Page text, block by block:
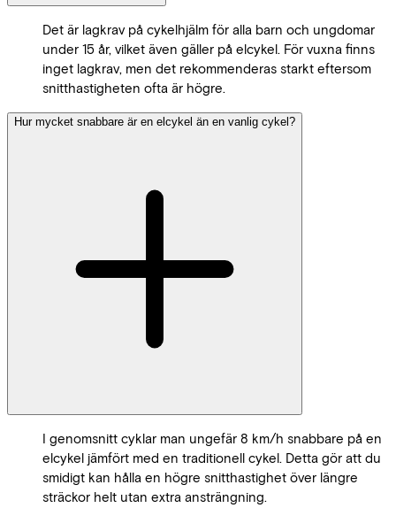
Det är lagkrav på cykelhjälm för alla barn och ungdomar
under 15 år, vilket även gäller på elcykel. För vuxna finns
inget lagkrav, men det rekommenderas starkt eftersom
snitthastigheten ofta är högre.
Hur mycket snabbare är en elcykel än en vanlig cykel?
I genomsnitt cyklar man ungefär 8 km/h snabbare på en
elcykel jämfört med en traditionell cykel. Detta gör att du
smidigt kan hålla en högre snitthastighet över längre
sträckor helt utan extra ansträngning.